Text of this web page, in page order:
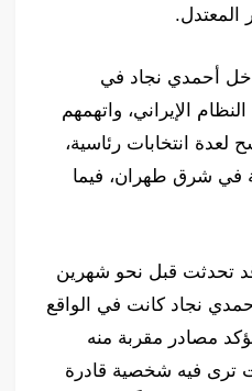
المعتدل.
أحمدي نجاد في
الإيراني، واتهمهم
لعدة انتخابات رئاسية،
في شرق طهران، فيما
قد تحدثت قبل نحو شهرين
نجاد كانت في الواقع
مصادر مقربة منه
ترى فيه شخصية قادرة